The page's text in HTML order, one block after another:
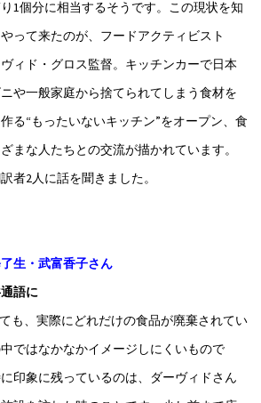
1個分に相当するそうです。この現状を知
って来たのが、フードアクティビスト
ヴィド・グロス監督。キッチンカーで日本
や一般家庭から捨てられてしまう食材を
る“もったいないキッチン”をオープン、食
まな人たちとの交流が描かれています。
者2人に話を聞きました。
生・武富香子さん
語に
も、実際にどれだけの食品が廃棄されてい
ではなかなかイメージしにくいもので
印象に残っているのは、ダーヴィドさん